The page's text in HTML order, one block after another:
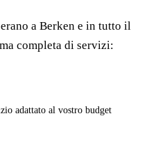
a Berken e in tutto il
completa di servizi:
adattato al vostro budget